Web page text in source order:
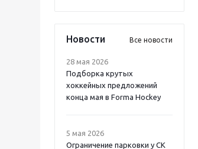
Новости Все новости
28 мая 2026
Подборка крутых
хоккейных предложений
конца мая в Forma Hockey
5 мая 2026
Ограничение парковки у СК